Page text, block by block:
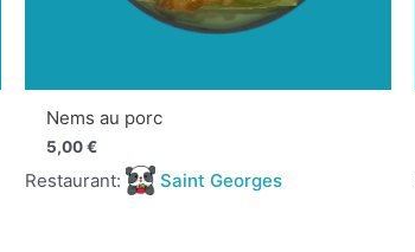
Nems au porc
5,00€
Restaurant: Saint Georges